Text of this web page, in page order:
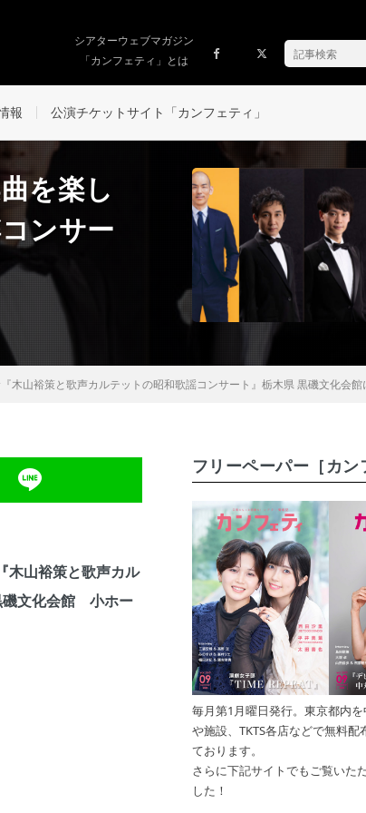
シアターウェブマガジン
「カンフェティ」とは
報 公演チケットサイト「カンフェティ」
を楽し
ンサー
山裕策と歌声カルテットの昭和歌謡コンサート』栃木県 黒磯文化会館
木山裕策と歌声カル
磯文化会館 小ホー
フリーペーパー［カン
毎月第1月曜日発行。東京都内
や施設、TKTS各店などで無料配
ております。
さらに下記サイトでもご覧いた
した！